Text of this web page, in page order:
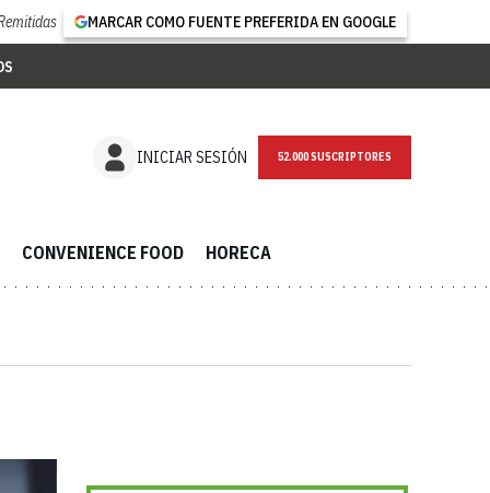
MARCAR COMO FUENTE PREFERIDA EN GOOGLE
INICIAR SESIÓN NEWSLETTER
CONVENIENCE FOOD HORECA